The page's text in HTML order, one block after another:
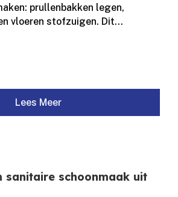
prullenbakken legen,
vloeren stofzuigen.​ Dit...
Lees Meer
sanitaire schoonmaak uit